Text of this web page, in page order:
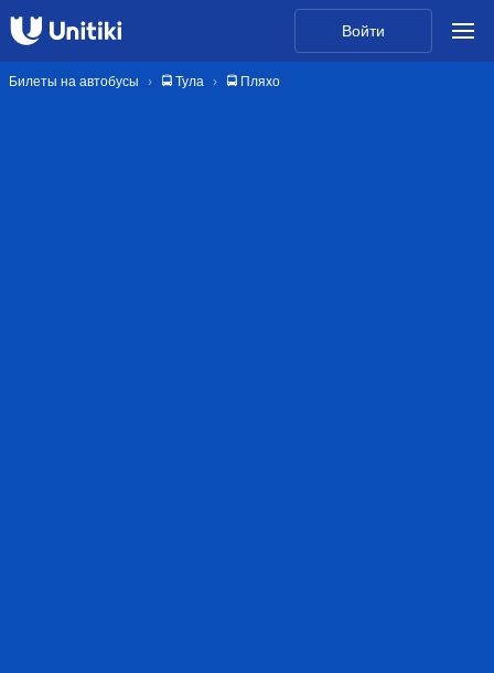
Войти
Билеты на автобусы 🚍 Тула 🚍 Пляхо